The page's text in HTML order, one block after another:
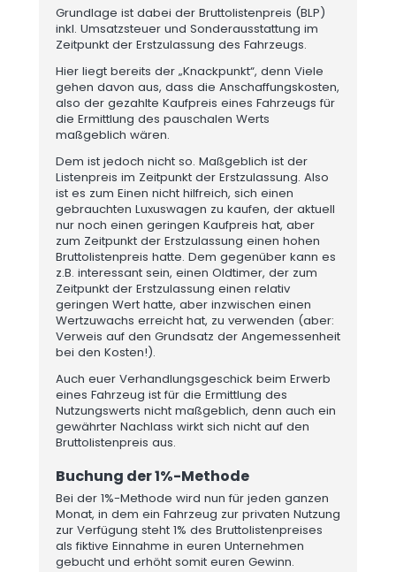
Grundlage ist dabei der Bruttolistenpreis (BLP)
inkl. Umsatzsteuer und Sonderausstattung im
Zeitpunkt der Erstzulassung des Fahrzeugs.
Hier liegt bereits der „Knackpunkt“, denn Viele
gehen davon aus, dass die Anschaffungskosten,
also der gezahlte Kaufpreis eines Fahrzeugs für
die Ermittlung des pauschalen Werts
maßgeblich wären.
Dem ist jedoch nicht so. Maßgeblich ist der
Listenpreis im Zeitpunkt der Erstzulassung. Also
ist es zum Einen nicht hilfreich, sich einen
gebrauchten Luxuswagen zu kaufen, der aktuell
nur noch einen geringen Kaufpreis hat, aber
zum Zeitpunkt der Erstzulassung einen hohen
Bruttolistenpreis hatte. Dem gegenüber kann es
z.B. interessant sein, einen Oldtimer, der zum
Zeitpunkt der Erstzulassung einen relativ
geringen Wert hatte, aber inzwischen einen
Wertzuwachs erreicht hat, zu verwenden (aber:
Verweis auf den Grundsatz der Angemessenheit
bei den Kosten!).
Auch euer Verhandlungsgeschick beim Erwerb
eines Fahrzeug ist für die Ermittlung des
Nutzungswerts nicht maßgeblich, denn auch ein
gewährter Nachlass wirkt sich nicht auf den
Bruttolistenpreis aus.
Buchung der 1%-Methode
Bei der 1%-Methode wird nun für jeden ganzen
Monat, in dem ein Fahrzeug zur privaten Nutzung
zur Verfügung steht 1% des Bruttolistenpreises
als fiktive Einnahme in euren Unternehmen
gebucht und erhöht somit euren Gewinn.